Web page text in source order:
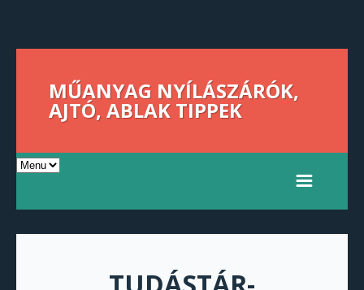
MŰANYAG NYÍLÁSZÁRÓK,
AJTÓ, ABLAK TIPPEK